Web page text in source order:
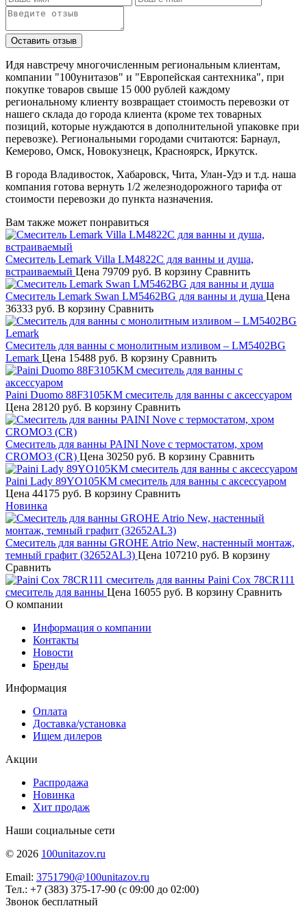
Идя навстречу многочисленным региональным клиентам,
компании "100унитазов" и "Европейская сантехника", при
покупке товаров свыше 15 000 рублей каждому
региональному клиенту возвращает стоимость перевозки от
нашего склада до города клиента (кроме тех товарных
позиций, которые нуждаются в дополнительной упаковке при
перевозке). Региональными городами считаются: Барнаул,
Кемерово, Омск, Новокузнецк, Красноярск, Иркутск.
В города Владивосток, Хабаровск, Чита, Улан-Удэ и т.д. наша
компания готова вернуть 1/2 железнодорожного тарифа от
стоимости перевозки до пункта назначения.
Вам также может понравиться
Смеситель Lemark Villa LM4822C для ванны и душа,
встраиваемый Цена 79709 руб. В корзину Сравнить
Смеситель Lemark Swan LM5462BG для ванны и душа Цена
36333 руб. В корзину Сравнить
Смеситель для ванны с монолитным изливом – LM5402BG
Lemark Цена 15488 руб. В корзину Сравнить
Paini Duomo 88F3105KM смеситель для ванны с аксессуаром
Цена 28120 руб. В корзину Сравнить
Смеситель для ванны PAINI Nove с термостатом, хром
CROMO3 (CR) Цена 30250 руб. В корзину Сравнить
Paini Lady 89YO105KM смеситель для ванны с аксессуаром
Цена 44175 руб. В корзину Сравнить
Новинка
Смеситель для ванны GROHE Atrio New, настенный монтаж,
темный графит (32652AL3) Цена 107210 руб. В корзину
Сравнить
Paini Cox 78CR111
смеситель для ванны Цена 16055 руб. В корзину Сравнить
О компании
Информация о компании
Контакты
Новости
Бренды
Информация
Оплата
Доставка/установка
Ищем дилеров
Акции
Распродажа
Новинка
Хит продаж
Наши социальные сети
© 2026 100unitazov.ru
Email: 3751790@100unitazov.ru
Тел.: +7 (383) 375-17-90 (с 09:00 до 02:00)
Звонок бесплатный